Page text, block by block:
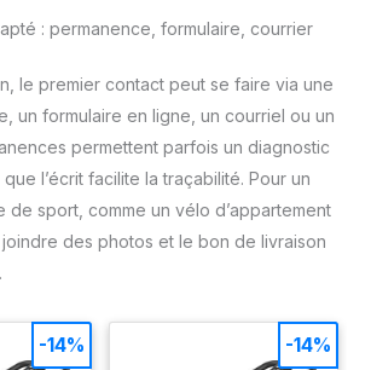
: permanence, formulaire, courrier
le premier contact peut se faire via une
un formulaire en ligne, un courriel ou un
permettent parfois un diagnostic
l’écrit facilite la traçabilité. Pour un
de sport, comme un vélo d’appartement
des photos et le bon de livraison
-14% -14%